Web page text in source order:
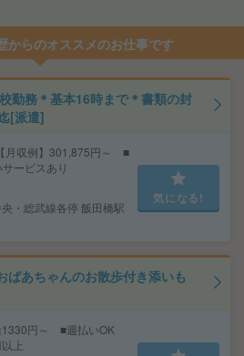
からのオススメのお仕事です
勤務＊基本16時まで＊書類の封
[派遣]
月収例】301,875円～ ■
ービスあり
・総武線各停 飯田橋駅
気になる!
ばあちゃんのお散歩付き添いも
1330円～ ■週払いOK
上